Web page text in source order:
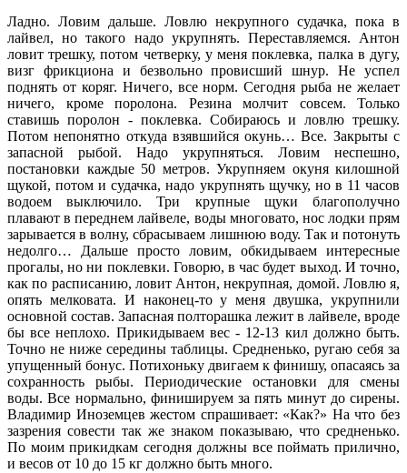
Ладно. Ловим дальше. Ловлю некрупного судачка, пока в
лайвел, но такого надо укрупнять. Переставляемся. Антон
ловит трешку, потом четверку, у меня поклевка, палка в дугу,
визг фрикциона и безвольно провисший шнур. Не успел
поднять от коряг. Ничего, все норм. Сегодня рыба не желает
ничего, кроме поролона. Резина молчит совсем. Только
ставишь поролон - поклевка. Собираюсь и ловлю трешку.
Потом непонятно откуда взявшийся окунь… Все. Закрыты с
запасной рыбой. Надо укрупняться. Ловим неспешно,
постановки каждые 50 метров. Укрупняем окуня килошной
щукой, потом и судачка, надо укрупнять щучку, но в 11 часов
водоем выключило. Три крупные щуки благополучно
плавают в переднем лайвеле, воды многовато, нос лодки прям
зарывается в волну, сбрасываем лишнюю воду. Так и потонуть
недолго… Дальше просто ловим, обкидываем интересные
прогалы, но ни поклевки. Говорю, в час будет выход. И точно,
как по расписанию, ловит Антон, некрупная, домой. Ловлю я,
опять мелковата. И наконец-то у меня двушка, укрупнили
основной состав. Запасная полторашка лежит в лайвеле, вроде
бы все неплохо. Прикидываем вес - 12-13 кил должно быть.
Точно не ниже середины таблицы. Средненько, ругаю себя за
упущенный бонус. Потихоньку двигаем к финишу, опасаясь за
сохранность рыбы. Периодические остановки для смены
воды. Все нормально, финишируем за пять минут до сирены.
Владимир Иноземцев жестом спрашивает: «Как?» На что без
зазрения совести так же знаком показываю, что средненько.
По моим прикидкам сегодня должны все поймать прилично,
и весов от 10 до 15 кг должно быть много.